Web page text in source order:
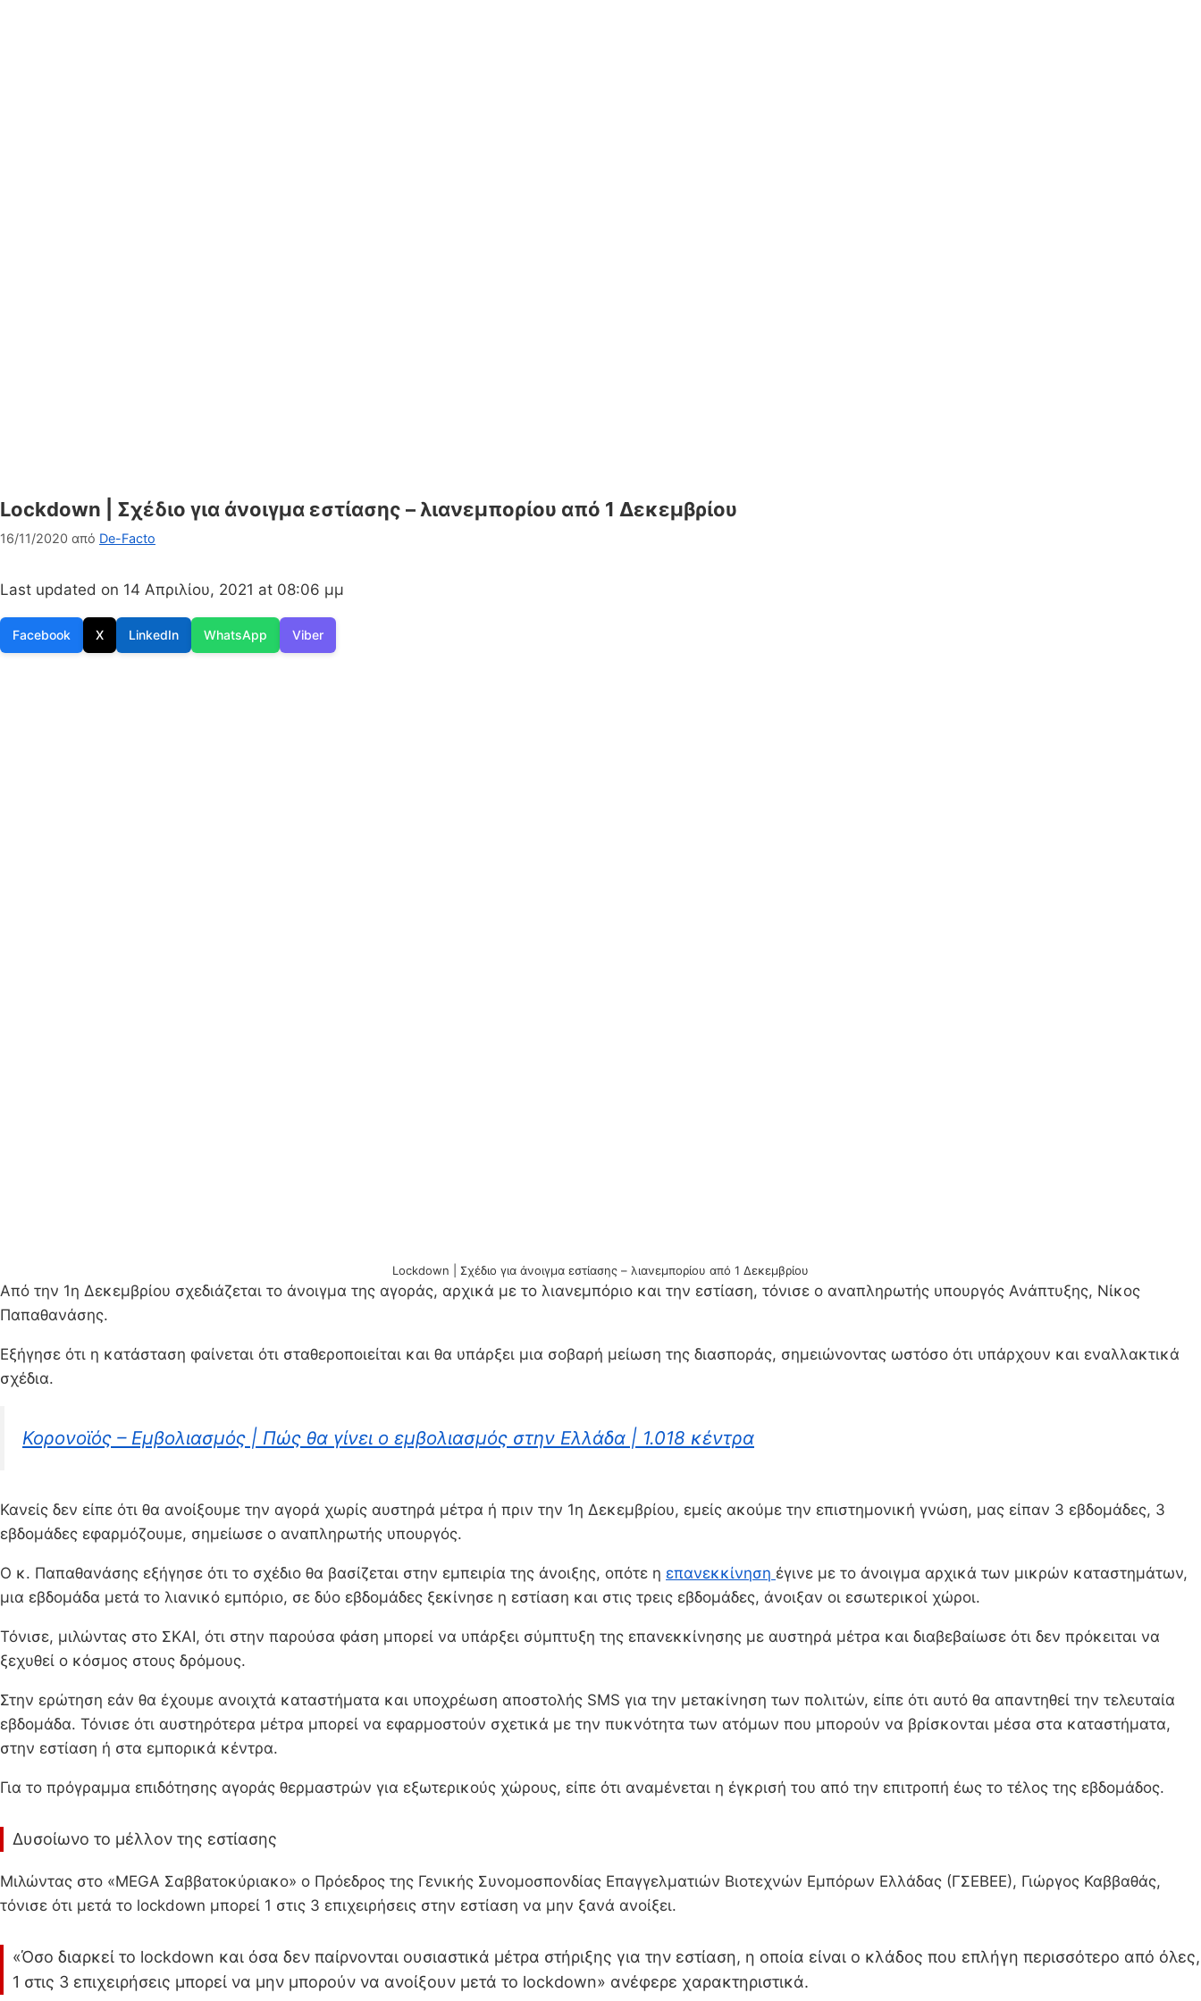
Lockdown | Σχέδιο για άνοιγμα εστίασης – λιανεμπορίου από 1 Δεκεμβρίου
16/11/2020 από De-Facto
Last updated on 14 Απριλίου, 2021 at 08:06 μμ
Facebook X LinkedIn WhatsApp Viber
Lockdown | Σχέδιο για άνοιγμα εστίασης – λιανεμπορίου από 1 Δεκεμβρίου
Από την 1η Δεκεμβρίου σχεδιάζεται το άνοιγμα της αγοράς, αρχικά με το λιανεμπόριο και την εστίαση, τόνισε ο αναπληρωτής υπουργός Ανάπτυξης, Νίκος
Παπαθανάσης.
Εξήγησε ότι η κατάσταση φαίνεται ότι σταθεροποιείται και θα υπάρξει μια σοβαρή μείωση της διασποράς, σημειώνοντας ωστόσο ότι υπάρχουν και εναλλακτικά
σχέδια.
Κορονοϊός – Εμβολιασμός | Πώς θα γίνει ο εμβολιασμός στην Ελλάδα | 1.018 κέντρα
Κανείς δεν είπε ότι θα ανοίξουμε την αγορά χωρίς αυστηρά μέτρα ή πριν την 1η Δεκεμβρίου, εμείς ακούμε την επιστημονική γνώση, μας είπαν 3 εβδομάδες, 3
εβδομάδες εφαρμόζουμε, σημείωσε ο αναπληρωτής υπουργός.
Ο κ. Παπαθανάσης εξήγησε ότι το σχέδιο θα βασίζεται στην εμπειρία της άνοιξης, οπότε η επανεκκίνηση έγινε με το άνοιγμα αρχικά των μικρών καταστημάτων,
μια εβδομάδα μετά το λιανικό εμπόριο, σε δύο εβδομάδες ξεκίνησε η εστίαση και στις τρεις εβδομάδες, άνοιξαν οι εσωτερικοί χώροι.
Τόνισε, μιλώντας στο ΣΚΑΙ, ότι στην παρούσα φάση μπορεί να υπάρξει σύμπτυξη της επανεκκίνησης με αυστηρά μέτρα και διαβεβαίωσε ότι δεν πρόκειται να
ξεχυθεί ο κόσμος στους δρόμους.
Στην ερώτηση εάν θα έχουμε ανοιχτά καταστήματα και υποχρέωση αποστολής SMS για την μετακίνηση των πολιτών, είπε ότι αυτό θα απαντηθεί την τελευταία
εβδομάδα. Τόνισε ότι αυστηρότερα μέτρα μπορεί να εφαρμοστούν σχετικά με την πυκνότητα των ατόμων που μπορούν να βρίσκονται μέσα στα καταστήματα,
στην εστίαση ή στα εμπορικά κέντρα.
Για το πρόγραμμα επιδότησης αγοράς θερμαστρών για εξωτερικούς χώρους, είπε ότι αναμένεται η έγκρισή του από την επιτροπή έως το τέλος της εβδομάδος.
Δυσοίωνο το μέλλον της εστίασης
Μιλώντας στο «MEGA Σαββατοκύριακο» ο Πρόεδρος της Γενικής Συνομοσπονδίας Επαγγελματιών Βιοτεχνών Εμπόρων Ελλάδας (ΓΣΕΒΕΕ), Γιώργος Καββαθάς,
τόνισε ότι μετά το lockdown μπορεί 1 στις 3 επιχειρήσεις στην εστίαση να μην ξανά ανοίξει.
«Όσο διαρκεί το lockdown και όσα δεν παίρνονται ουσιαστικά μέτρα στήριξης για την εστίαση, η οποία είναι ο κλάδος που επλήγη περισσότερο από όλες,
1 στις 3 επιχειρήσεις μπορεί να μην μπορούν να ανοίξουν μετά το lockdown» ανέφερε χαρακτηριστικά.